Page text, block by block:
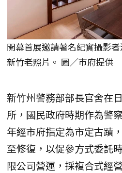
開幕首展邀請著名紀實攝影
新竹老照片。 圖／市府提供
新竹州警務部部長官舍在
所，國民政府時期作為警
年經市府指定為市定古蹟
至修復，以促參方式委託
限公司營運，採複合式經